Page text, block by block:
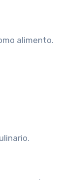
alimento.